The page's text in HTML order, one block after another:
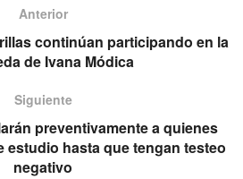
gr
a
m
Anterior
continúan participando en la
de Ivana Módica
Siguiente
preventivamente a quienes
estudio hasta que tengan testeo
negativo